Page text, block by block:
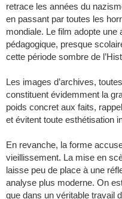
retrace les années du
en passant par toutes les
mondiale. Le film adopte une
pédagogique, presque
cette période sombre de
Les images d’archives,
constituent évidemment la
poids concret aux faits,
et évitent toute esthétisation
En revanche, la forme
vieillissement. La mise en
laisse peu de place à une
analyse plus moderne. On
que dans un véritable travail